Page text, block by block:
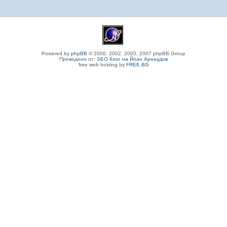
Powered by phpBB © 2000, 2002, 2005, 2007 phpBB Group
Преведено от: SEO блог на Йоан Арнаудов
free web hosting by FREE.BG